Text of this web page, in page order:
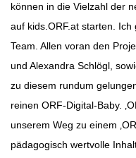
können in die Vielzahl der
auf kids.ORF.at starten.
Team. Allen voran den
und Alexandra Schlögl,
zu diesem rundum
reinen ORF-Digital-Baby.
unserem Weg zu einem
pädagogisch wertvolle